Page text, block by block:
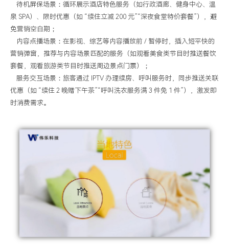
待机屏保场景：循环展示酒店特色服务（如行政酒廊、健身中心、温
泉 SPA）、限时优惠（如 “续住立减 200 元”“深夜食堂特价套餐”），避
免营销空白期；
内容点播场景：在影视、综艺等内容播放前 / 暂停时，插入短平快的
营销弹窗，推荐与内容场景匹配的服务（如观看美食类节目时推送餐饮
套餐，观看旅游类节目时推送周边景点门票）；
服务交互场景：旅客通过 IPTV 办理续房、呼叫服务时，同步推送关联
优惠（如 “续住 2 晚赠下午茶”“呼叫洗衣服务满 3 件免 1 件”），激发即
时消费需求。